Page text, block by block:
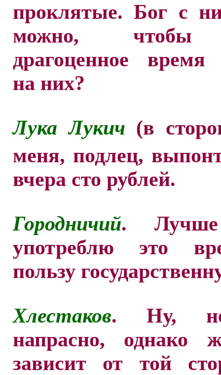
проклятые. Бог с
можно, чтобы
драгоценное время
на них?
Лука Лукич (в
меня, подлец,
вчера сто рублей.
Городничий.
употреблю это
пользу
Хлестаков. Ну,
напрасно, однако
зависит от той